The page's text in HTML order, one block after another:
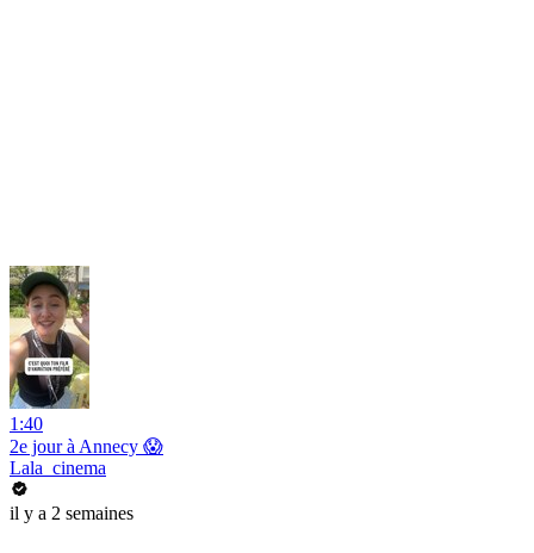
1:40
2e jour à Annecy 😱
Lala_cinema
il y a 2 semaines